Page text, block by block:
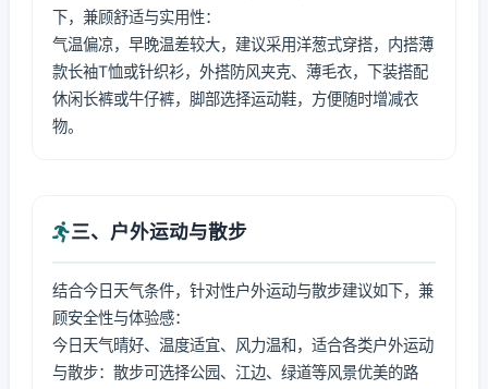
下，兼顾舒适与实用性：
气温偏凉，早晚温差较大，建议采用洋葱式穿搭，内搭薄
款长袖T恤或针织衫，外搭防风夹克、薄毛衣，下装搭配
休闲长裤或牛仔裤，脚部选择运动鞋，方便随时增减衣
物。
三、户外运动与散步
结合今日天气条件，针对性户外运动与散步建议如下，兼
顾安全性与体验感：
今日天气晴好、温度适宜、风力温和，适合各类户外运动
与散步：散步可选择公园、江边、绿道等风景优美的路